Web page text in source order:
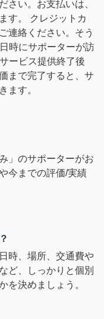
さい。お支払いは、
す。 クレジットカ
連絡ください。そう
時にサポーターが訪
ービス提供終了後
まで完了すると、サ
ます。
」のサポーターがお
今までの評価/実績
時、場所、交通費や
ど、しっかりと個別
を決めましょう。